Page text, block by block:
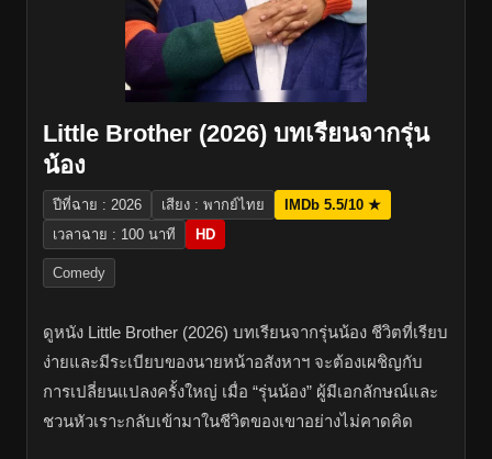
Little Brother (2026) บทเรียนจากรุ่น
น้อง
ปีที่ฉาย : 2026 เสียง : พากย์ไทย
IMDb 5.5/10 ★
เวลาฉาย : 100 นาที
HD
Comedy
ดูหนัง Little Brother (2026) บทเรียนจากรุ่นน้อง ชีวิตที่เรียบ
ง่ายและมีระเบียบของนายหน้าอสังหาฯ จะต้องเผชิญกับ
การเปลี่ยนแปลงครั้งใหญ่ เมื่อ “รุ่นน้อง” ผู้มีเอกลักษณ์และ
ชวนหัวเราะกลับเข้ามาในชีวิตของเขาอย่างไม่คาดคิด